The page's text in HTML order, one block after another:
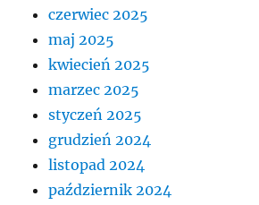
czerwiec 2025
maj 2025
kwiecień 2025
marzec 2025
styczeń 2025
grudzień 2024
listopad 2024
październik 2024